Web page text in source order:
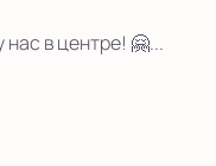
в центре! 🤗...